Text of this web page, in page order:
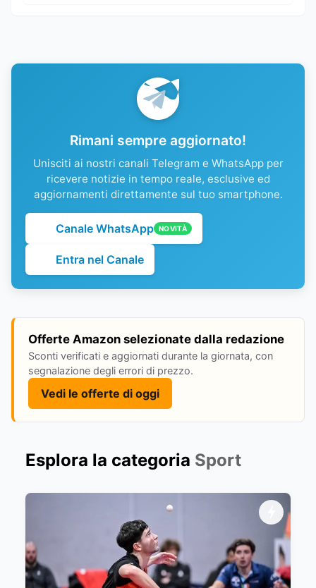
Rimani sempre aggiornato!
Unisciti ai nostri canali Telegram e WhatsApp per
ricevere notizie in tempo reale, esclusive ed
aggiornamenti direttamente sul tuo smartphone.
Canale WhatsApp NOVITÀ
Entra nel Canale
Offerte Amazon selezionate dalla redazione
Sconti verificati e aggiornati durante la giornata, con
segnalazione degli errori di prezzo.
Vedi le offerte di oggi
Esplora la categoria Sport